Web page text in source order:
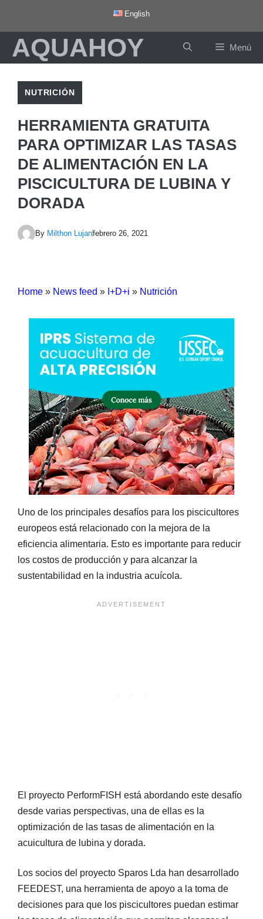
contenido
English
AQUAHOY Menú
NUTRICIÓN
HERRAMIENTA GRATUITA
PARA OPTIMIZAR LAS TASAS
DE ALIMENTACIÓN EN LA
PISCICULTURA DE LUBINA Y
DORADA
By Milthon Lujanfebrero 26, 2021
Home » News feed » I+D+i » Nutrición
Uno de los principales desafíos para los piscicultores
europeos está relacionado con la mejora de la
eficiencia alimentaria. Esto es importante para reducir
los costos de producción y para alcanzar la
sustentabilidad en la industria acuícola.
El proyecto PerformFISH está abordando este desafío
desde varias perspectivas, una de ellas es la
optimización de las tasas de alimentación en la
acuicultura de lubina y dorada.
Los socios del proyecto Sparos Lda han desarrollado
FEEDEST, una herramienta de apoyo a la toma de
decisiones para que los piscicultores puedan estimar